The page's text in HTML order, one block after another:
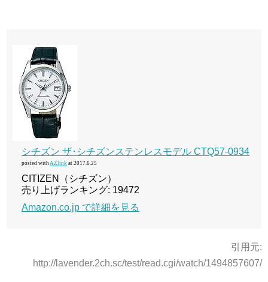
シチズン ザ･シチズンステンレスモデル CTQ57-0934
posted withAZlink at 2017.6.25
CITIZEN（シチズン）
売り上げランキング: 19472
Amazon.co.jp で詳細を見る
引用元:
http://lavender.2ch.sc/test/read.cgi/watch/1494857607/